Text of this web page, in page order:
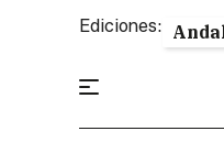
Ediciones: